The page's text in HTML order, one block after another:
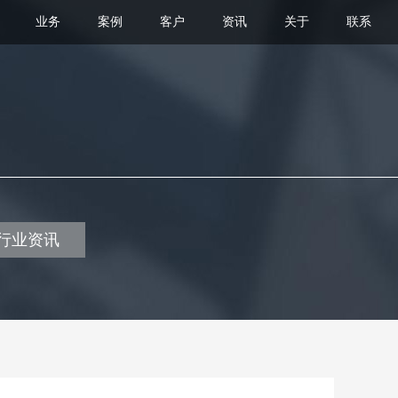
业务 案例 客户 资讯 关于 联系
业资讯